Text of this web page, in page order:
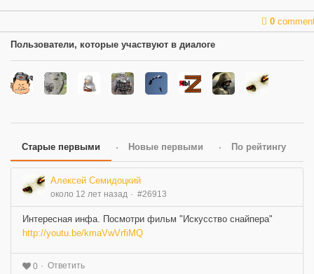
0
Пользователи, которые участвуют в диалоге
Старые первыми Новые первыми По рейтингу
Алексей Семидоцкий
около 12 лет назад #26913
Интересная инфа. Посмотри фильм "Искусство снайпера"
http://youtu.be/kmaVwVrfiMQ
0 Ответить